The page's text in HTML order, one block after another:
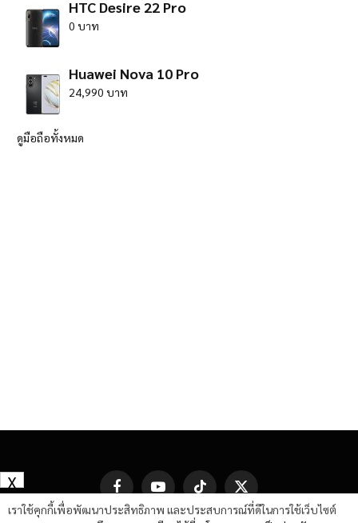
HTC Desire 22 Pro
0 บาท
Huawei Nova 10 Pro
24,990 บาท
ดูมือถือทั้งหมด
FacebookYouTube TikTok
X
(Twitter)
เราใช้คุกกี้เพื่อพัฒนาประสิทธิภาพ และประสบการณ์ที่ดีในการใช้เว็บไซต์
X